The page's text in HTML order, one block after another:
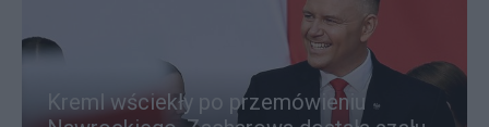
Kreml wściekły po przemówieniu